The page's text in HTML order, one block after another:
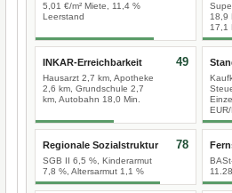
5,01 €/m² Miete, 11,4 %
Leerstand
18,9
17,1
INKAR-Erreichbarkeit
Hausarzt 2,7 km, Apotheke
2,6 km, Grundschule 2,7
km, Autobahn 18,0 Min.
49
EUR/
Regionale Sozialstruktur
SGB II 6,5 %, Kinderarmut
7,8 %, Altersarmut 1,1 %
78